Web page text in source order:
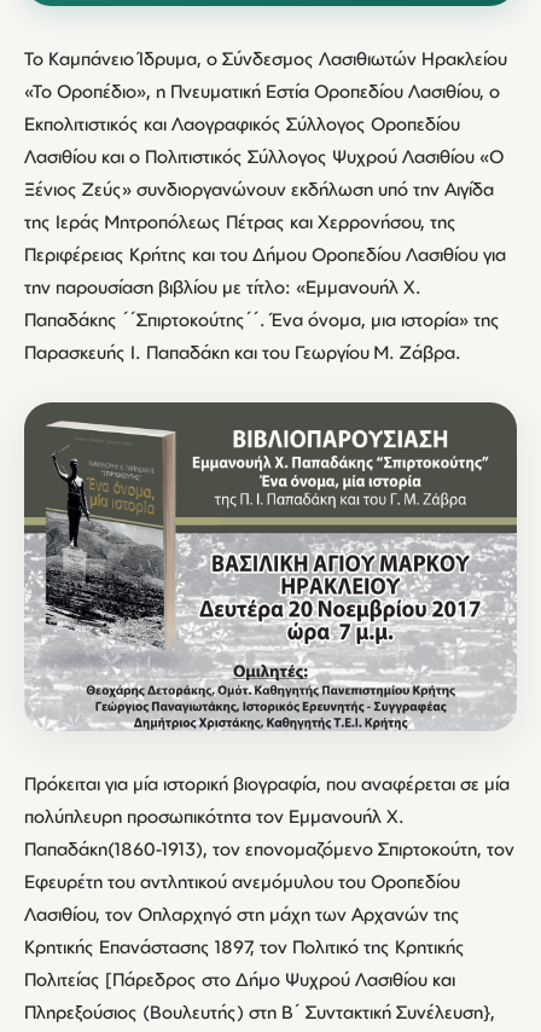
Το Καμπάνειο Ίδρυμα, ο Σύνδεσμος Λασιθιωτών Ηρακλείου
«Το Οροπέδιο», η Πνευματική Εστία Οροπεδίου Λασιθίου, ο
Εκπολιτιστικός και Λαογραφικός Σύλλογος Οροπεδίου
Λασιθίου και ο Πολιτιστικός Σύλλογος Ψυχρού Λασιθίου «Ο
Ξένιος Ζεύς» συνδιοργανώνουν εκδήλωση υπό την Αιγίδα
της Ιεράς Μητροπόλεως Πέτρας και Χερρονήσου, της
Περιφέρειας Κρήτης και του Δήμου Οροπεδίου Λασιθίου για
την παρουσίαση βιβλίου με τίτλο: «Εμμανουήλ Χ.
Παπαδάκης ΄΄Σπιρτοκούτης΄΄. Ένα όνομα, μια ιστορία» της
Παρασκευής I. Παπαδάκη και του Γεωργίου M. Ζάβρα.
Πρόκειται για μία ιστορική βιογραφία, που αναφέρεται σε μία
πολύπλευρη προσωπικότητα τον Εμμανουήλ Χ.
Παπαδάκη(1860-1913), τον επονομαζόμενο Σπιρτοκούτη, τον
Εφευρέτη του αντλητικού ανεμόμυλου του Οροπεδίου
Λασιθίου, τον Οπλαρχηγό στη μάχη των Αρχανών της
Κρητικής Επανάστασης 1897, τον Πολιτικό της Κρητικής
Πολιτείας [Πάρεδρος στο Δήμο Ψυχρού Λασιθίου και
Πληρεξούσιος (Βουλευτής) στη Β΄ Συντακτική Συνέλευση},